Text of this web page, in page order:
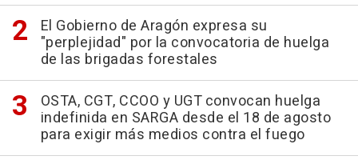
El Gobierno de Aragón expresa su
"perplejidad" por la convocatoria de huelga
de las brigadas forestales
OSTA, CGT, CCOO y UGT convocan huelga
indefinida en SARGA desde el 18 de agosto
para exigir más medios contra el fuego